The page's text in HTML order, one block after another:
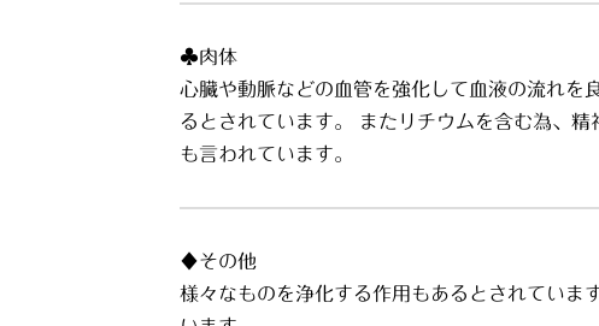
♣肉体
心臓や動脈などの血管を強化して血液の流れを
るとされています。 またリチウムを含む為、
も言われています。
♦その他
様々なものを浄化する作用もあるとされていま